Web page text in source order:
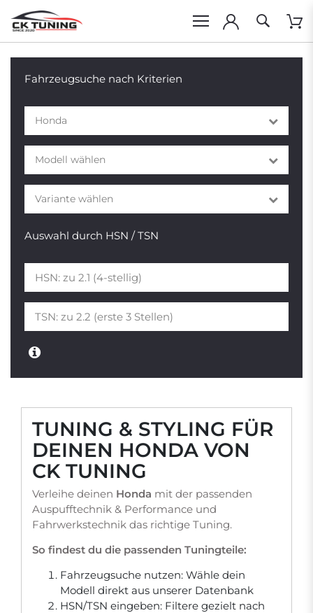
Fahrzeugsuche nach Kriterien
Honda
Modell wählen
Variante wählen
Auswahl durch HSN / TSN
TUNING & STYLING FÜR
DEINEN HONDA VON
CK TUNING
Verleihe deinen Honda mit der passenden
Auspufftechnik & Performance und
Fahrwerkstechnik das richtige Tuning.
So findest du die passenden Tuningteile:
Fahrzeugsuche nutzen: Wähle dein
Modell direkt aus unserer Datenbank
HSN/TSN eingeben: Filtere gezielt nach